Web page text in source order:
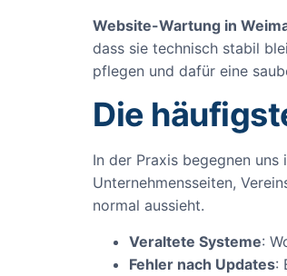
Website-Wartung in
dass sie technisch stabil
pflegen und dafür eine
Die
In der Praxis begegnen
Unternehmensseiten,
normal aussieht.
Veraltete Systeme:
Fehler nach Updates: